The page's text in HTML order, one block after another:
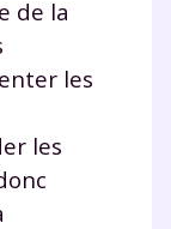
de la
les
les